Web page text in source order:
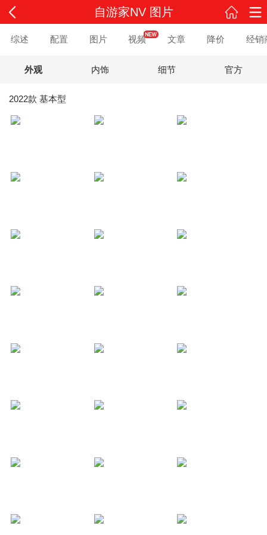
自游家NV 图片
综述 配置 图片 视频 文章 降价 经销
外观 内饰 细节 官方
2022款 基本型